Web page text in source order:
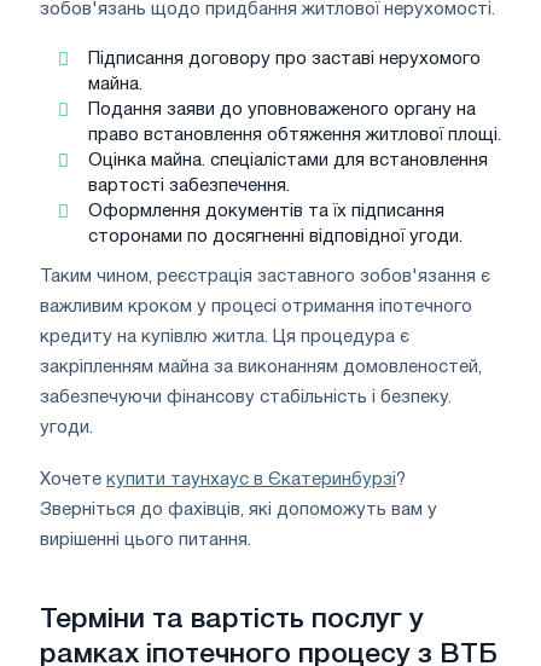
зобов'язань щодо придбання житлової нерухомості.
Підписання договору про заставі нерухомого
майна.
Подання заяви до уповноваженого органу на
право встановлення обтяження житлової площі.
Оцінка майна. спеціалістами для встановлення
вартості забезпечення.
Оформлення документів та їх підписання
сторонами по досягненні відповідної угоди.
Таким чином, реєстрація заставного зобов'язання є
важливим кроком у процесі отримання іпотечного
кредиту на купівлю житла. Ця процедура є
закріпленням майна за виконанням домовленостей,
забезпечуючи фінансову стабільність і безпеку.
угоди.
Хочете купити таунхаус в Єкатеринбурзі?
Зверніться до фахівців, які допоможуть вам у
вирішенні цього питання.
Терміни та вартість послуг у
рамках іпотечного процесу з ВТБ